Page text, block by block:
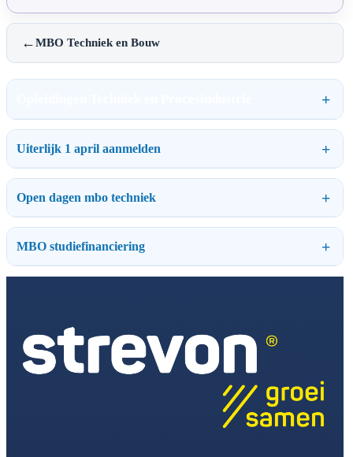
←MBO Techniek en Bouw
Uiterlijk 1 april aanmelden
Open dagen mbo techniek
MBO studiefinanciering